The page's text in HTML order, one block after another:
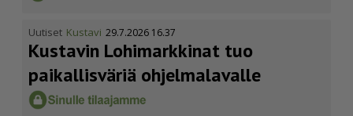
Uutiset Kustavi 29.7.2026 16.37
Kustavin Lohimarkkinat tuo
paikallisväriä ohjelmalavalle